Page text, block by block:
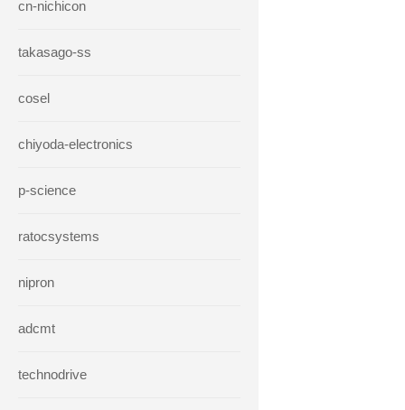
cn-nichicon
takasago-ss
cosel
chiyoda-electronics
p-science
ratocsystems
nipron
adcmt
technodrive